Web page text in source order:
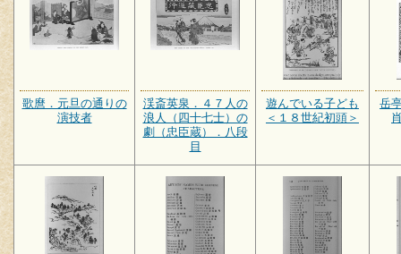
歌麿．元旦の通りの
演技者
渓斎英泉．４７人の
浪人（四十七士）の
劇（忠臣蔵）．八段
目
遊んでいる子ども
＜１８世紀初頭＞
岳